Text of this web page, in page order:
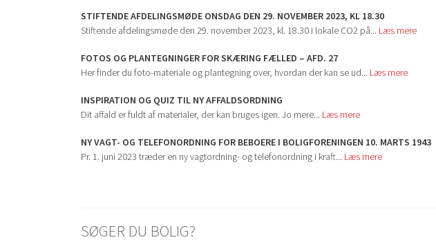
STIFTENDE AFDELINGSMØDE ONSDAG DEN 29. NOVEMBER 2023, KL 18.30
Stiftende afdelingsmøde den 29. november 2023, kl. 18.30 I lokale CO2 på... Læs mere
FOTOS OG PLANTEGNINGER FOR SKÆRING FÆLLED – AFD. 27
Her finder du foto-materiale og plantegning over, hvordan der kan se ud... Læs mere
INSPIRATION OG QUIZ TIL NY AFFALDSORDNING
Dit affald er fuldt af materialer, der kan bruges igen. Jo mere... Læs mere
NY VAGT- OG TELEFONORDNING FOR BEBOERE I BOLIGFORENINGEN 10. MARTS 1943
Pr. 1. juni 2023 træder en ny vagtordning- og telefonordning i kraft... Læs mere
SØGER DU BOLIG?